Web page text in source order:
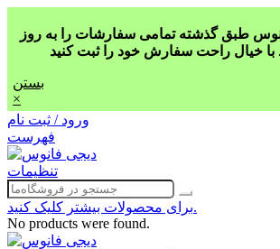
طبق گذشته تمامی سفارشات را به روز
بستن
×
ورود / ثبت نام
فهرست
تنظیمات
برای محصولات بیشتر کلیک کنید.
No products were found.